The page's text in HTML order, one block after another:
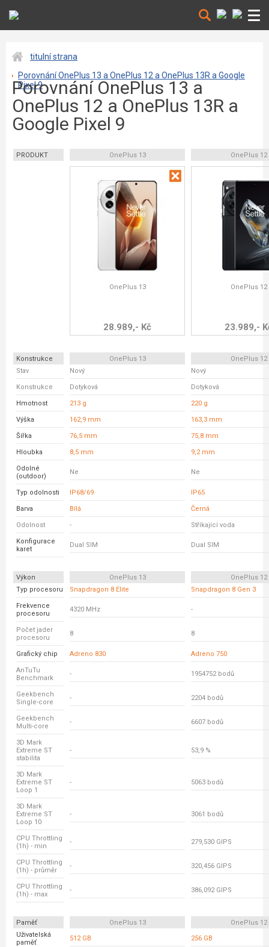
titulní strana
Porovnání OnePlus 13 a OnePlus 12 a OnePlus 13R a Google
Pixel 9
Porovnání OnePlus 13 a
OnePlus 12 a OnePlus 13R a
Google Pixel 9
PRODUKT OnePlus 13 OnePlus 12
OnePlus 13
28.989,- Kč
OnePlus 12
23.989,-
Konstrukce OnePlus 13
OnePlus 12
Stav
Nový Nový
Konstrukce Dotyková Dotyková
Hmotnost 213 g 220 g
Výška 162,9 mm 163,3 mm
Šířka 76,5 mm 75,8 mm
Hloubka 8,5 mm 9,2 mm
Odolné
(outdoor)
Ne Ne
Typ odolnosti IP68/69 IP65
Barva Bílá Černá
Odolnost - Stříkající voda
Konfigurace
karet
Dual SIM Dual SIM
Výkon OnePlus 13
OnePlus 12
Typ procesoru
Snapdragon 8 Elite Snapdragon 8 Gen 3
Frekvence
procesoru
4320 MHz -
Počet jader
procesoru
8 8
Grafický chip Adreno 830 Adreno 750
AnTuTu
Benchmark
- 1954752 bodů
Geekbench
Single-core
- 2204 bodů
Geekbench
Multi-core
- 6607 bodů
3D Mark
Extreme ST
stabilita
- 53,9 %
3D Mark
Extreme ST
Loop 1
- 5063 bodů
3D Mark
Extreme ST
Loop 10
- 3061 bodů
CPU Throttling
(1h) - min
- 279,530 GIPS
CPU Throttling
(1h) - průměr
- 320,456 GIPS
CPU Throttling
(1h) - max
- 386,092 GIPS
Paměť OnePlus 13
OnePlus 12
Uživatelská
paměť
512 GB 256 GB